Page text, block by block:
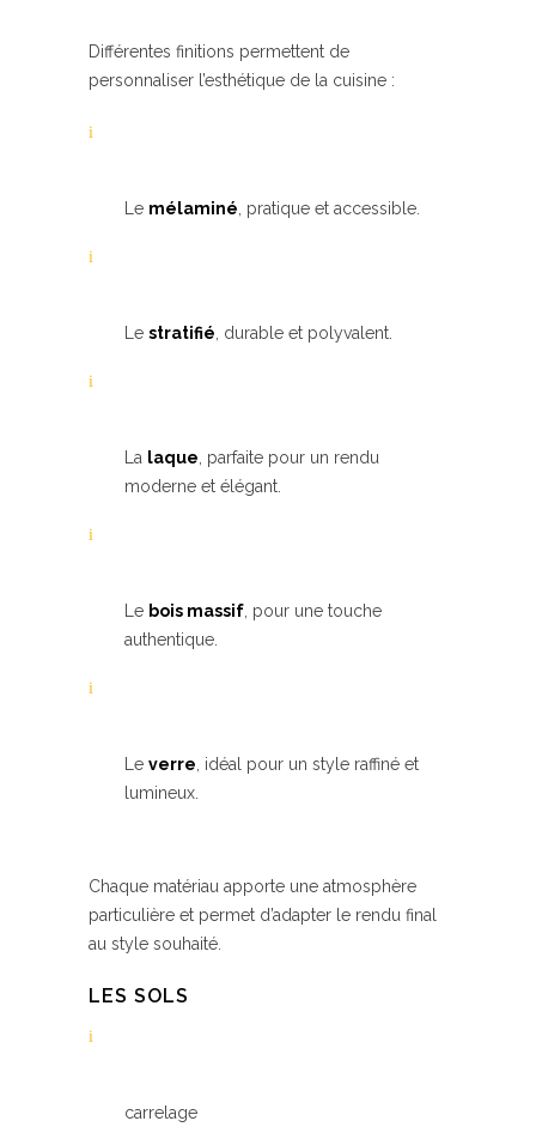
Différentes finitions permettent de
personnaliser l’esthétique de la cuisine :
Le mélaminé , pratique et accessible.
Le stratifié , durable et polyvalent.
La laque , parfaite pour un rendu
moderne et élégant.
Le bois massif , pour une touche
authentique.
Le verre , idéal pour un style raffiné et
lumineux.
Chaque matériau apporte une atmosphère
particulière et permet d’adapter le rendu final
au style souhaité.
LES SOLS
carrelage